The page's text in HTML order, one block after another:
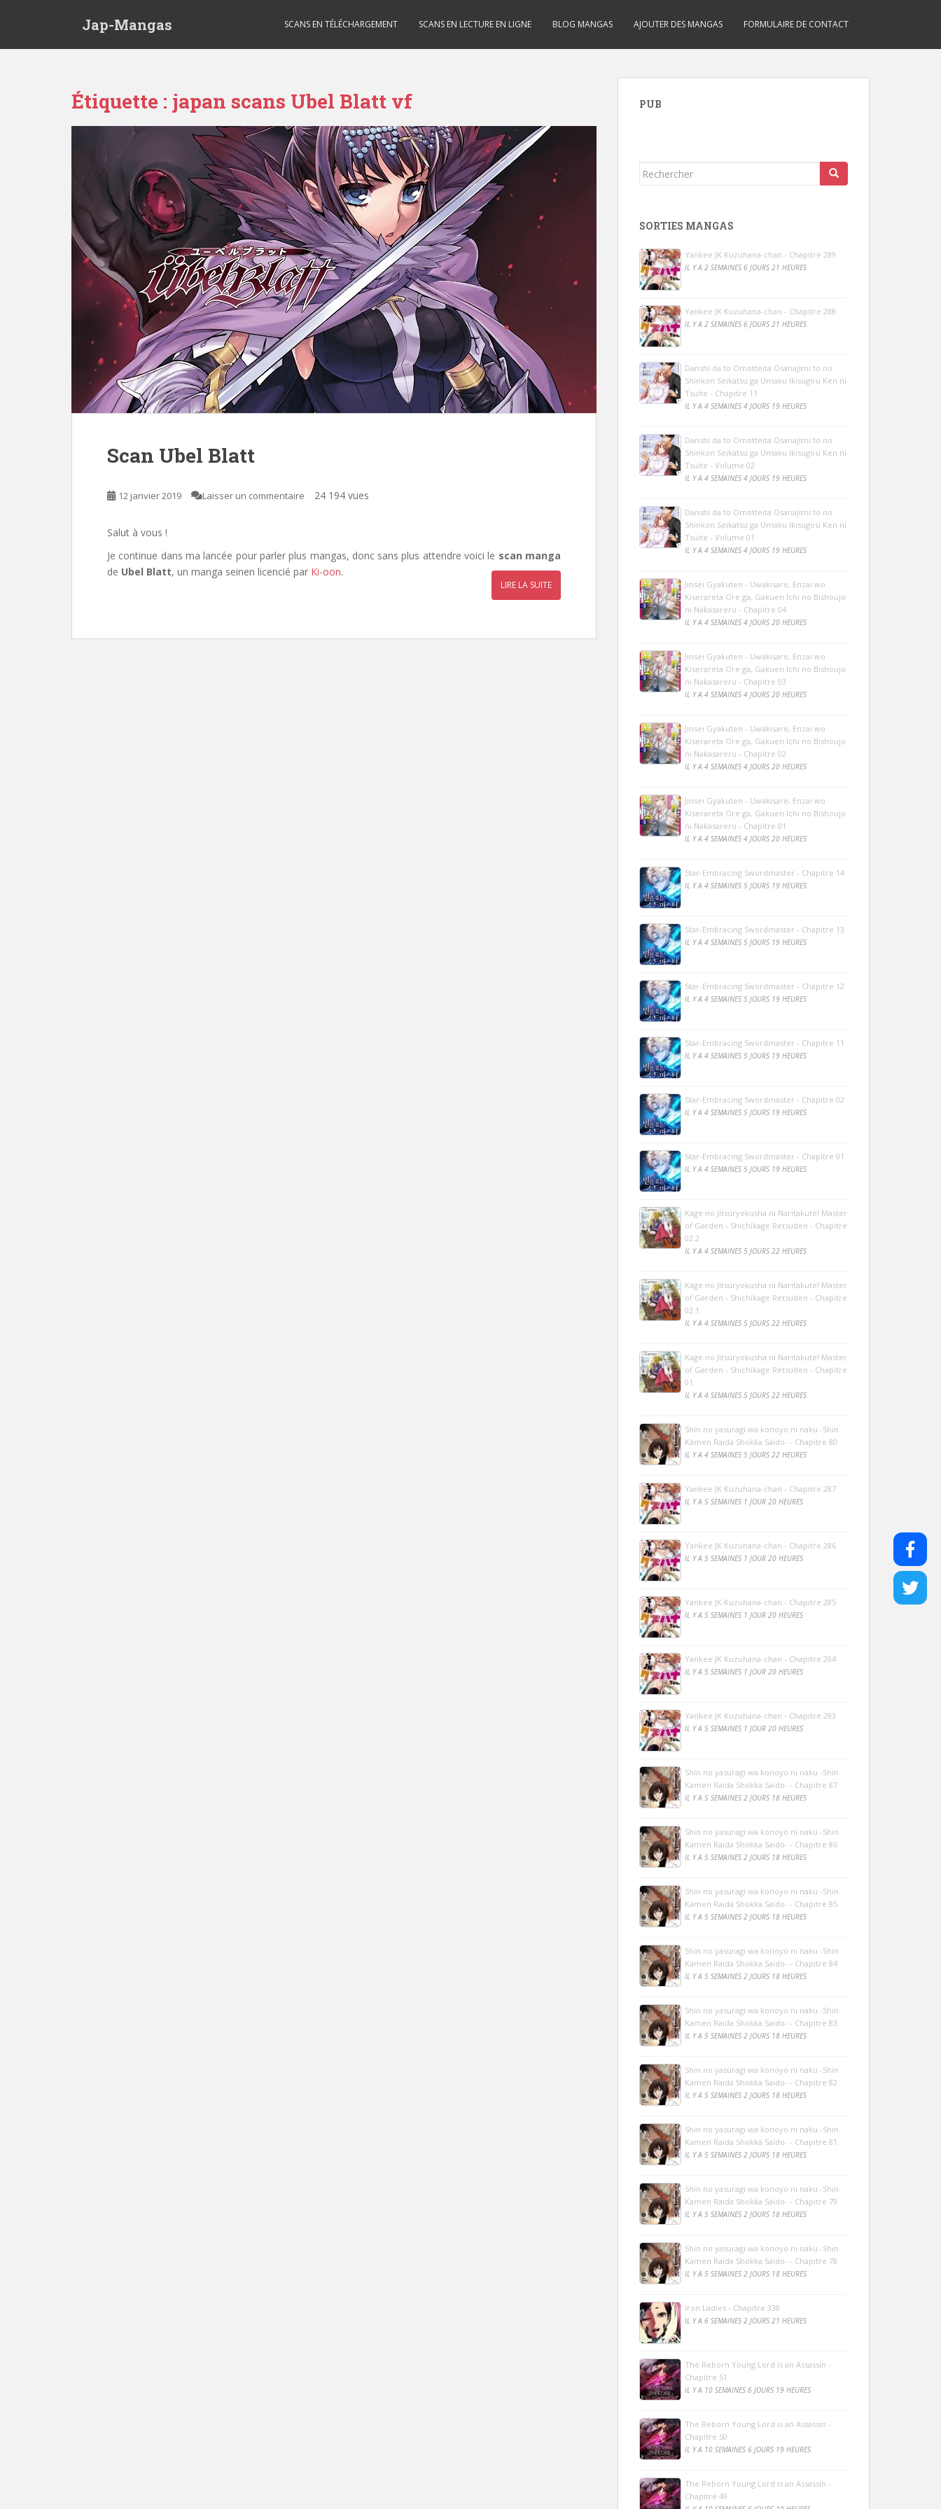
Jap-Mangas SCANS EN TÉLÉCHARGEMENT SCANS EN LECTURE EN LIGNE BLOG MANGAS AJOUTER DES MANGAS FORMULAIRE DE CONTACT
Étiquette : japan scans Ubel Blatt vf
Scan Ubel Blatt
12 janvier 2019 Laisser un commentaire 24 194 vues
Salut à vous !
Je continue dans ma lancée pour parler plus mangas, donc sans plus attendre voici le scan manga
de Ubel Blatt, un manga seinen licencié par Ki-oon.
LIRE LA SUITE
PUB
Rechercher...
SORTIES MANGAS
Yankee JK Kuzuhana-chan - Chapitre 289
IL Y A 2 SEMAINES 6 JOURS 21 HEURES
Yankee JK Kuzuhana-chan - Chapitre 288
IL Y A 2 SEMAINES 6 JOURS 21 HEURES
Danshi da to Omotteita Osanajimi to no
Shinkon Seikatsu ga Umaku Ikisugiru Ken ni
Tsuite - Chapitre 11
IL Y A 4 SEMAINES 4 JOURS 19 HEURES
Danshi da to Omotteita Osanajimi to no
Shinkon Seikatsu ga Umaku Ikisugiru Ken ni
Tsuite - Volume 02
IL Y A 4 SEMAINES 4 JOURS 19 HEURES
Danshi da to Omotteita Osanajimi to no
Shinkon Seikatsu ga Umaku Ikisugiru Ken ni
Tsuite - Volume 01
IL Y A 4 SEMAINES 4 JOURS 19 HEURES
Jinsei Gyakuten - Uwakisare, Enzai wo
Kiserareta Ore ga, Gakuen Ichi no Bishoujo
ni Nakasareru - Chapitre 04
IL Y A 4 SEMAINES 4 JOURS 20 HEURES
Jinsei Gyakuten - Uwakisare, Enzai wo
Kiserareta Ore ga, Gakuen Ichi no Bishoujo
ni Nakasareru - Chapitre 03
IL Y A 4 SEMAINES 4 JOURS 20 HEURES
Jinsei Gyakuten - Uwakisare, Enzai wo
Kiserareta Ore ga, Gakuen Ichi no Bishoujo
ni Nakasareru - Chapitre 02
IL Y A 4 SEMAINES 4 JOURS 20 HEURES
Jinsei Gyakuten - Uwakisare, Enzai wo
Kiserareta Ore ga, Gakuen Ichi no Bishoujo
ni Nakasareru - Chapitre 01
IL Y A 4 SEMAINES 4 JOURS 20 HEURES
Star-Embracing Swordmaster - Chapitre 14
IL Y A 4 SEMAINES 5 JOURS 19 HEURES
Star-Embracing Swordmaster - Chapitre 13
IL Y A 4 SEMAINES 5 JOURS 19 HEURES
Star-Embracing Swordmaster - Chapitre 12
IL Y A 4 SEMAINES 5 JOURS 19 HEURES
Star-Embracing Swordmaster - Chapitre 11
IL Y A 4 SEMAINES 5 JOURS 19 HEURES
Star-Embracing Swordmaster - Chapitre 02
IL Y A 4 SEMAINES 5 JOURS 19 HEURES
Star-Embracing Swordmaster - Chapitre 01
IL Y A 4 SEMAINES 5 JOURS 19 HEURES
Kage no Jitsuryokusha ni Naritakute! Master
of Garden - Shichikage Retsuden - Chapitre
02.2
IL Y A 4 SEMAINES 5 JOURS 22 HEURES
Kage no Jitsuryokusha ni Naritakute! Master
of Garden - Shichikage Retsuden - Chapitre
02.1
IL Y A 4 SEMAINES 5 JOURS 22 HEURES
Kage no Jitsuryokusha ni Naritakute! Master
of Garden - Shichikage Retsuden - Chapitre
01
IL Y A 4 SEMAINES 5 JOURS 22 HEURES
Shin no yasuragi wa konoyo ni naku -Shin
Kamen Raida Shokka Saido- - Chapitre 80
IL Y A 4 SEMAINES 5 JOURS 22 HEURES
Yankee JK Kuzuhana-chan - Chapitre 287
IL Y A 5 SEMAINES 1 JOUR 20 HEURES
Yankee JK Kuzuhana-chan - Chapitre 286
IL Y A 5 SEMAINES 1 JOUR 20 HEURES
Yankee JK Kuzuhana-chan - Chapitre 285
IL Y A 5 SEMAINES 1 JOUR 20 HEURES
Yankee JK Kuzuhana-chan - Chapitre 284
IL Y A 5 SEMAINES 1 JOUR 20 HEURES
Yankee JK Kuzuhana-chan - Chapitre 283
IL Y A 5 SEMAINES 1 JOUR 20 HEURES
Shin no yasuragi wa konoyo ni naku -Shin
Kamen Raida Shokka Saido- - Chapitre 87
IL Y A 5 SEMAINES 2 JOURS 18 HEURES
Shin no yasuragi wa konoyo ni naku -Shin
Kamen Raida Shokka Saido- - Chapitre 86
IL Y A 5 SEMAINES 2 JOURS 18 HEURES
Shin no yasuragi wa konoyo ni naku -Shin
Kamen Raida Shokka Saido- - Chapitre 85
IL Y A 5 SEMAINES 2 JOURS 18 HEURES
Shin no yasuragi wa konoyo ni naku -Shin
Kamen Raida Shokka Saido- - Chapitre 84
IL Y A 5 SEMAINES 2 JOURS 18 HEURES
Shin no yasuragi wa konoyo ni naku -Shin
Kamen Raida Shokka Saido- - Chapitre 83
IL Y A 5 SEMAINES 2 JOURS 18 HEURES
Shin no yasuragi wa konoyo ni naku -Shin
Kamen Raida Shokka Saido- - Chapitre 82
IL Y A 5 SEMAINES 2 JOURS 18 HEURES
Shin no yasuragi wa konoyo ni naku -Shin
Kamen Raida Shokka Saido- - Chapitre 81
IL Y A 5 SEMAINES 2 JOURS 18 HEURES
Shin no yasuragi wa konoyo ni naku -Shin
Kamen Raida Shokka Saido- - Chapitre 79
IL Y A 5 SEMAINES 2 JOURS 18 HEURES
Shin no yasuragi wa konoyo ni naku -Shin
Kamen Raida Shokka Saido- - Chapitre 78
IL Y A 5 SEMAINES 2 JOURS 18 HEURES
Iron Ladies - Chapitre 338
IL Y A 6 SEMAINES 2 JOURS 21 HEURES
The Reborn Young Lord is an Assassin -
Chapitre 51
IL Y A 10 SEMAINES 6 JOURS 19 HEURES
The Reborn Young Lord is an Assassin -
Chapitre 50
IL Y A 10 SEMAINES 6 JOURS 19 HEURES
The Reborn Young Lord is an Assassin -
Chapitre 49